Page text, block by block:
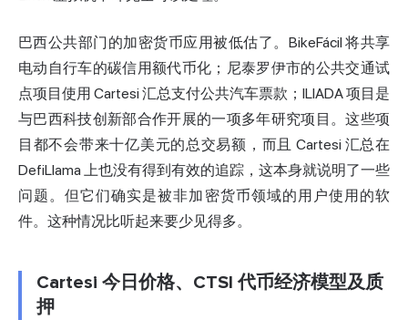
巴西公共部门的加密货币应用被低估了。BikeFácil 将共享
电动自行车的碳信用额代币化；尼泰罗伊市的公共交通试
点项目使用 Cartesi 汇总支付公共汽车票款；ILIADA 项目是
与巴西科技创新部合作开展的一项多年研究项目。这些项
目都不会带来十亿美元的总交易额，而且 Cartesi 汇总在
DefiLlama 上也没有得到有效的追踪，这本身就说明了一些
问题。但它们确实是被非加密货币领域的用户使用的软
件。这种情况比听起来要少见得多。
Cartesi 今日价格、CTSI 代币经济模型及质
押